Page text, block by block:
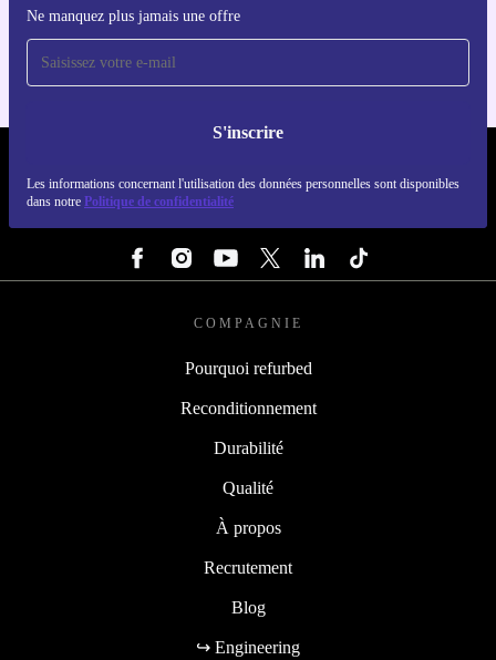
Ne manquez plus jamais une offre
S'inscrire
Les informations concernant l'utilisation des données personnelles sont disponibles
dans notre Politique de confidentialité
Pour iOS et Android
COMPAGNIE
Pourquoi refurbed
Reconditionnement
Durabilité
Qualité
À propos
Recrutement
Blog
↪ Engineering